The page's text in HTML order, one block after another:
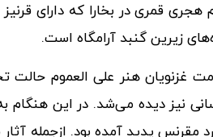
قمری در بخارا که دارای قرنیز
زیرین گنبد آرامگاه است.
غزنویان هنر علی العموم
دیده می‌شد. در این هنگام به
مقرنس پدید آمده بود. ازجمله